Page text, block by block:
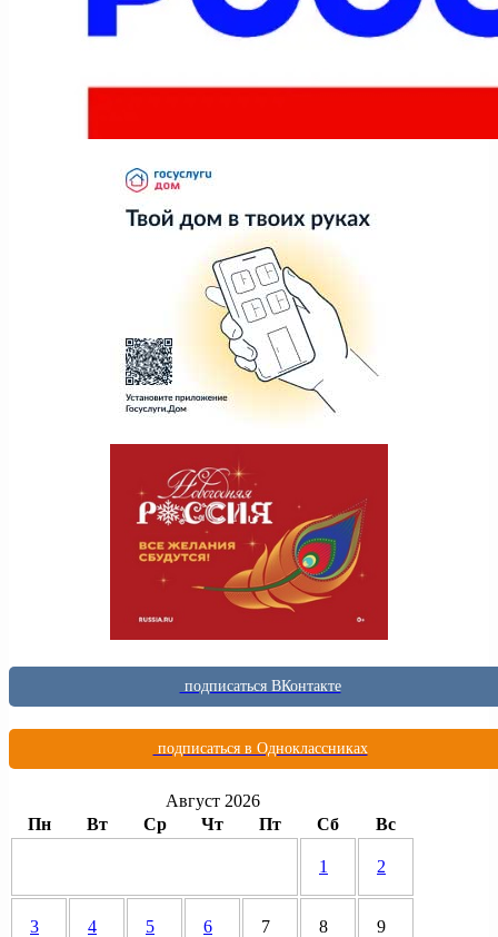
подписаться ВКонтакте
подписаться в Одноклассниках
Август 2026
Пн
Вт Ср Чт Пт Сб Вс
1 2
3 4 5 6 7 8 9